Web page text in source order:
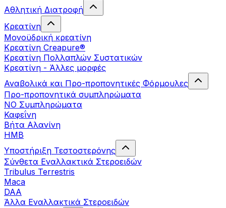
Αθλητική Διατροφή
Κρεατίνη
Μονοϋδρική κρεατίνη
Κρεατίνη Creapure®
Κρεατίνη Πολλαπλών Συστατικών
Κρεατίνη - Άλλες μορφές
Αναβολικά και Προ-προπονητικές Φόρμουλες
Προ-προπονητικά συμπληρώματα
ΝΟ Συμπληρώματα
Καφεΐνη
Βήτα Αλανίνη
HMB
Υποστήριξη Τεστοστερόνης
Σύνθετα Εναλλακτικά Στεροειδών
Tribulus Terrestris
Maca
DAA
Άλλα Εναλλακτικά Στεροειδών